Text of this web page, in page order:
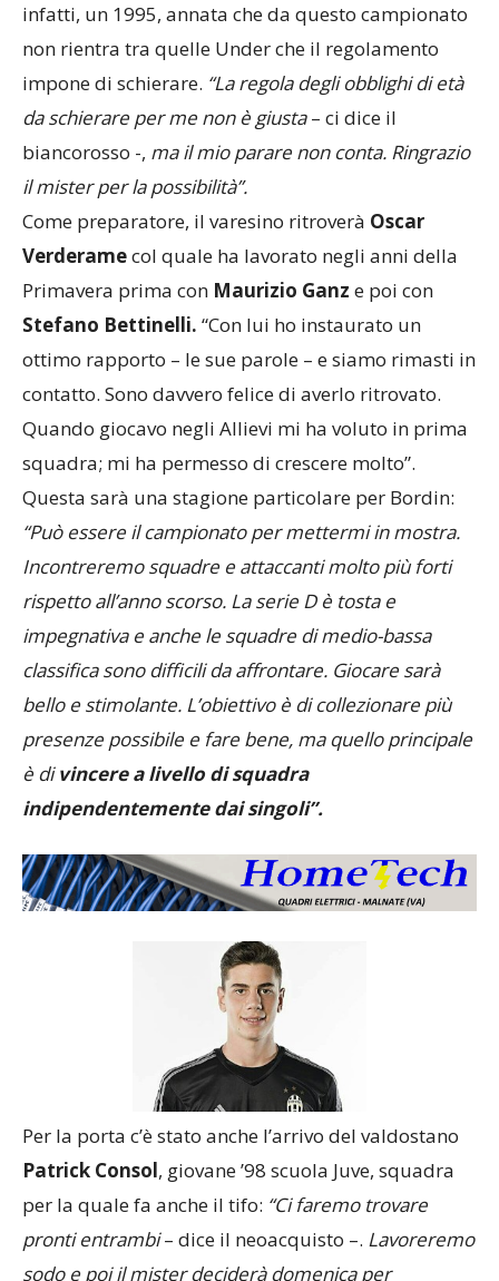
infatti, un 1995, annata che da questo campionato
non rientra tra quelle Under che il regolamento
impone di schierare. “La regola degli obblighi di età
da schierare per me non è giusta– ci dice il
biancorosso -, ma il mio parare non conta. Ringrazio
il mister per la possibilità”.
Come preparatore, il varesino ritroverà Oscar
Verderamecol quale ha lavorato negli anni della
Primavera prima con Maurizio Ganz e poi con
Stefano Bettinelli. “Con lui ho instaurato un
ottimo rapporto – le sue parole – e siamo rimasti in
contatto. Sono davvero felice di averlo ritrovato.
Quando giocavo negli Allievi mi ha voluto in prima
squadra; mi ha permesso di crescere molto”.
Questa sarà una stagione particolare per Bordin:
“Può essere il campionato per mettermi in mostra.
Incontreremo squadre e attaccanti molto più forti
rispetto all’anno scorso. La serie D è tosta e
impegnativa e anche le squadre di medio-bassa
classifica sono difficili da affrontare. Giocare sarà
bello e stimolante. L’obiettivo è di collezionare più
presenze possibile e fare bene, ma quello principale
è divincere a livello di squadra
indipendentemente dai singoli”.
Per la porta c’è stato anche l’arrivo del valdostano
Patrick Consol, giovane ’98 scuola Juve, squadra
per la quale fa anche il tifo: “Ci faremo trovare
pronti entrambi– dice il neoacquisto –. Lavoreremo
sodo e poi il mister deciderà domenica per